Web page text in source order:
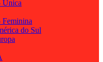
Única
do Sul